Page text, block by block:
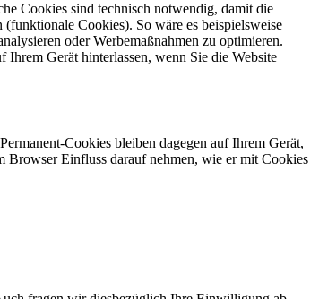
Cookies sind technisch notwendig, damit die
Cookies). So wäre es beispielsweise
oder Werbemaßnahmen zu optimieren.
Gerät hinterlassen, wenn Sie die Website
Cookies bleiben dagegen auf Ihrem Gerät,
Browser Einfluss darauf nehmen, wie er mit Cookies